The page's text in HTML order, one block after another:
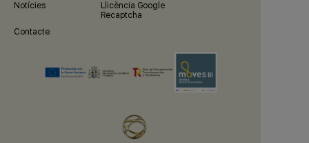
Notícies
Llicència Google
Recaptcha
Contacte